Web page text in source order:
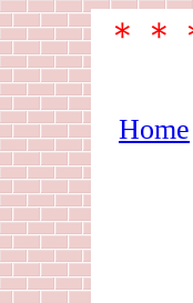
＊
Home